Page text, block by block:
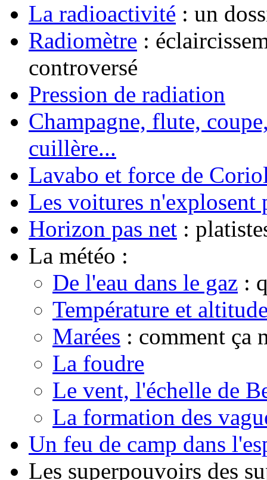
La radioactivité : un
Radiomètre :
controversé
Pression de radiation
Champagne, flute,
cuillère...
Lavabo et force de
Les voitures n'explosent
Horizon pas net :
La météo :
De l'eau dans le gaz :
Température et
Marées : comment ça
La foudre
Le vent, l'échelle de
La formation des
Un feu de camp dans
Les superpouvoirs des